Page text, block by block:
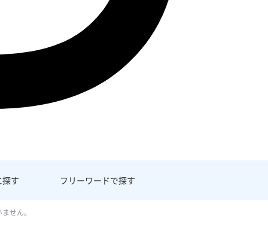
探す フリーワードで探す
せん。